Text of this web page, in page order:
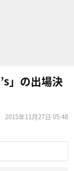
」の出場決
2015年11月27日 05:48